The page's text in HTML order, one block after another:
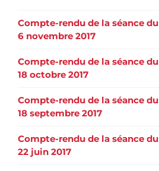
Compte-rendu de la séance du
6 novembre 2017
Compte-rendu de la séance du
18 octobre 2017
Compte-rendu de la séance du
18 septembre 2017
Compte-rendu de la séance du
22 juin 2017